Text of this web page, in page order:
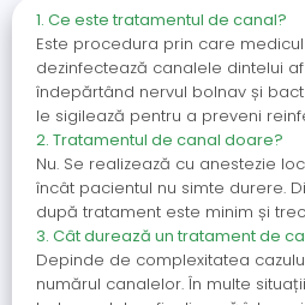
1. Ce este tratamentul de canal?
Este procedura prin care
dezinfectează canalele dintelui
îndepărtând nervul bolnav și
le sigilează pentru a preveni
2. Tratamentul de canal doare?
Nu. Se realizează cu anestezie
încât pacientul nu simte durere.
după tratament este minim și
3. Cât durează un tratament de
Depinde de complexitatea
numărul canalelor. În multe